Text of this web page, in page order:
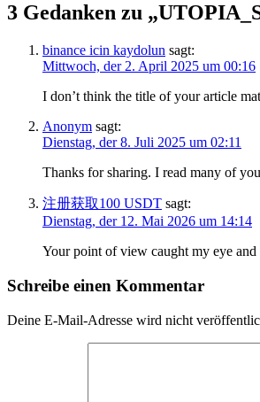
3 Gedanken zu „
binance icin kaydolun sagt:
Mittwoch, der 2. April 2025 um 00:16
I don’t think the title of your article
Anonym sagt:
Dienstag, der 8. Juli 2025 um 02:11
Thanks for sharing. I read many of
注册获取100 USDT sagt:
Dienstag, der 12. Mai 2026 um 14:14
Your point of view caught my eye
Schreibe einen Kommentar
Deine E-Mail-Adresse wird nicht